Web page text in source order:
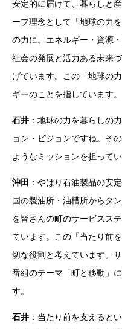
安定的に届けて、暮らしと
ープ理念として「地球の力
の力に。エネルギー・資源
社会の発展と活力ある未来
げています。この「地球の
ギーのことを指しています。
石井 ：地球の力を暮らしの
ョン・ビジョンですね。そ
ようなミッションを担って
沖田 ：やはり石油製品の安
国の製油所・油槽所からタ
を皆さんの町のサービスス
ています。この「当たり前
切な役割と考えています。
番組のテーマ「町と移動」
す。
石井 ：当たり前を支えると